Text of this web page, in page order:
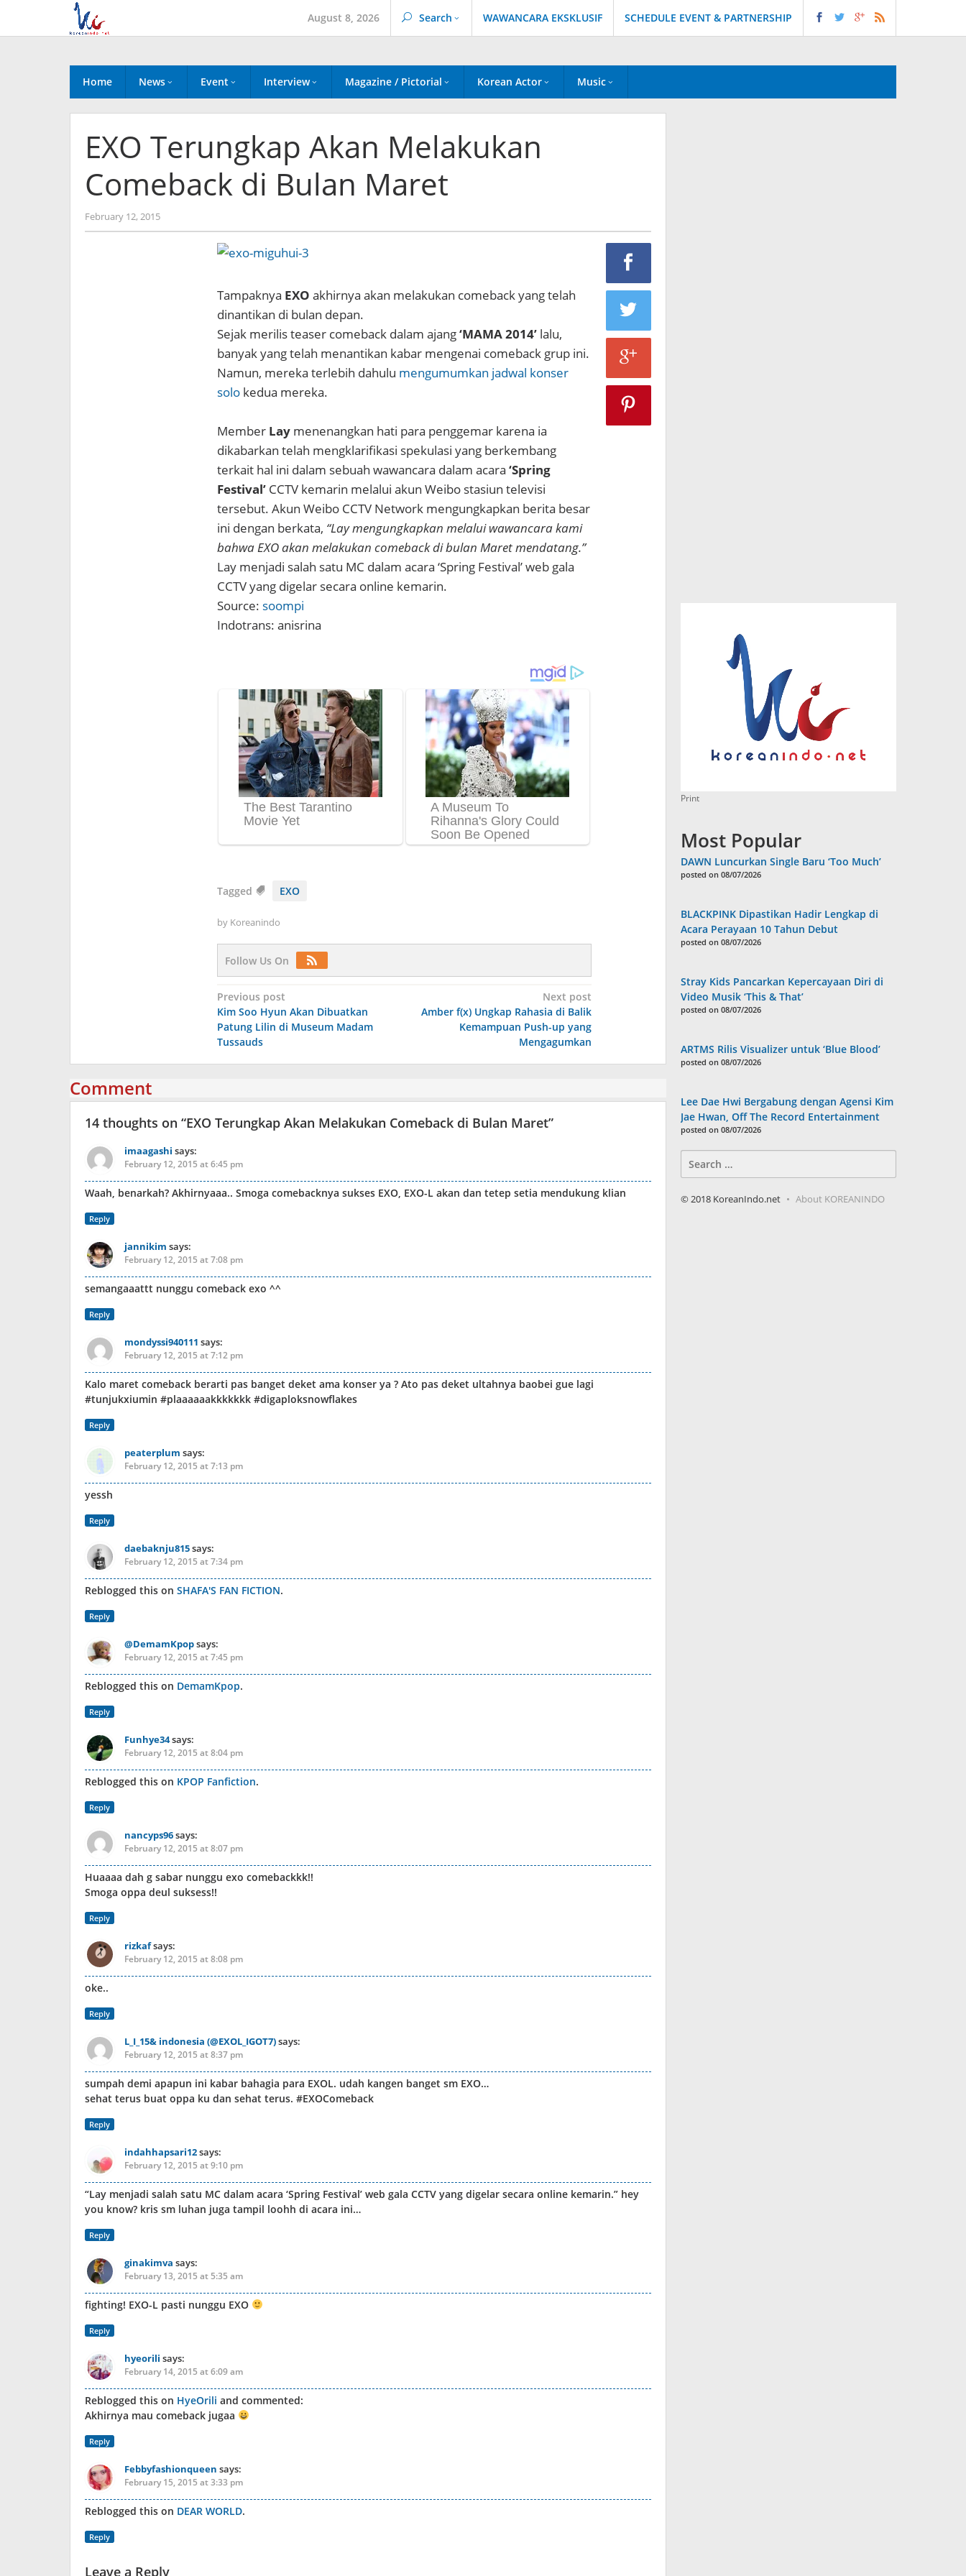
content
August 8, 2026 Search WAWANCARA EKSKLUSIF SCHEDULE EVENT & PARTNERSHIP
Home News Event Interview Magazine / Pictorial Korean Actor Music
EXO Terungkap Akan Melakukan
Comeback di Bulan Maret
February 12, 2015by
Koreanindo
Tampaknya EXO akhirnya akan melakukan comeback yang telah
dinantikan di bulan depan.
Sejak merilis teaser comeback dalam ajang‘MAMA 2014’lalu,
banyak yang telah menantikan kabar mengenai comeback grup ini.
Namun, mereka terlebih dahulu mengumumkan jadwal konser
solokedua mereka.
Member Laymenenangkan hati para penggemar karena ia
dikabarkan telah mengklarifikasi spekulasi yang berkembang
terkait hal ini dalam sebuah wawancara dalam acara ‘Spring
Festival’CCTV kemarin melalui akun Weibo stasiun televisi
tersebut. Akun Weibo CCTV Network mengungkapkan berita besar
ini dengan berkata, “Lay mengungkapkan melalui wawancara kami
bahwa EXO akan melakukan comeback di bulan Maret mendatang.”
Lay menjadi salah satu MC dalam acara ‘Spring Festival’ web gala
CCTV yang digelar secara online kemarin.
Source: soompi
Indotrans: anisrina
Tagged EXO
by Koreanindo
Follow Us On
Post
navigation
Previous post
Kim Soo Hyun Akan Dibuatkan
Patung Lilin di Museum Madam
Tussauds
Next post
Amber f(x) Ungkap Rahasia di Balik
Kemampuan Push-up yang
Mengagumkan
Comment
14 thoughts on “EXO Terungkap Akan Melakukan Comeback di Bulan Maret”
imaagashi says:
February 12, 2015 at 6:45 pm
Waah, benarkah? Akhirnyaaa.. Smoga comebacknya sukses EXO, EXO-L akan dan tetep setia mendukung klian
Reply
jannikim says:
February 12, 2015 at 7:08 pm
semangaaattt nunggu comeback exo ^^
Reply
mondyssi940111 says:
February 12, 2015 at 7:12 pm
Kalo maret comeback berarti pas banget deket ama konser ya ? Ato pas deket ultahnya baobei gue lagi
#tunjukxiumin #plaaaaaakkkkkkk #digaploksnowflakes
Reply
peaterplum says:
February 12, 2015 at 7:13 pm
yessh
Reply
daebaknju815says:
February 12, 2015 at 7:34 pm
Reblogged this on SHAFA'S FAN FICTION.
Reply
@DemamKpopsays:
February 12, 2015 at 7:45 pm
Reblogged this on DemamKpop.
Reply
Funhye34says:
February 12, 2015 at 8:04 pm
Reblogged this on KPOP Fanfiction.
Reply
nancyps96says:
February 12, 2015 at 8:07 pm
Huaaaa dah g sabar nunggu exo comebackkk!!
Smoga oppa deul suksess!!
Reply
rizkafsays:
February 12, 2015 at 8:08 pm
oke..
Reply
L_I_15& indonesia (@EXOL_IGOT7)says:
February 12, 2015 at 8:37 pm
sumpah demi apapun ini kabar bahagia para EXOL. udah kangen banget sm EXO…
sehat terus buat oppa ku dan sehat terus. #EXOComeback
Reply
indahhapsari12says:
February 12, 2015 at 9:10 pm
“Lay menjadi salah satu MC dalam acara ‘Spring Festival’ web gala CCTV yang digelar secara online kemarin.” hey
you know? kris sm luhan juga tampil loohh di acara ini…
Reply
ginakimva says:
February 13, 2015 at 5:35 am
fighting! EXO-L pasti nunggu EXO
Reply
hyeorili says:
February 14, 2015 at 6:09 am
Reblogged this on HyeOrili and commented:
Akhirnya mau comeback jugaa
Reply
Febbyfashionqueen says:
February 15, 2015 at 3:33 pm
Reblogged this on DEAR WORLD.
Reply
Leave a Reply
Print
Most Popular
DAWN Luncurkan Single Baru ‘Too Much’
posted on 08/07/2026
BLACKPINK Dipastikan Hadir Lengkap di
Acara Perayaan 10 Tahun Debut
posted on 08/07/2026
Stray Kids Pancarkan Kepercayaan Diri di
Video Musik ‘This & That’
posted on 08/07/2026
ARTMS Rilis Visualizer untuk ‘Blue Blood’
posted on 08/07/2026
Lee Dae Hwi Bergabung dengan Agensi Kim
Jae Hwan, Off The Record Entertainment
posted on 08/07/2026
for:
© 2018 KoreanIndo.net About KOREANINDO